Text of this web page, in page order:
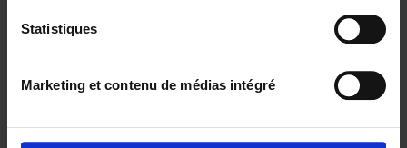
Statistiques
Marketing et contenu de médias intégré